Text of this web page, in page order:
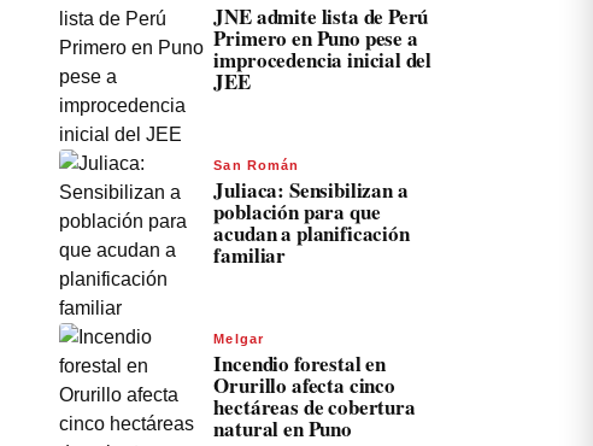
JNE admite lista de Perú
Primero en Puno pese a
improcedencia inicial del
JEE
San Román
Juliaca: Sensibilizan a
población para que
acudan a planificación
familiar
Melgar
Incendio forestal en
Orurillo afecta cinco
hectáreas de cobertura
natural en Puno